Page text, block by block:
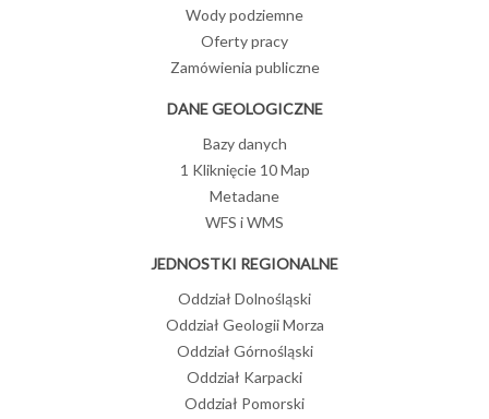
Wody podziemne
Oferty pracy
Zamówienia publiczne
DANE GEOLOGICZNE
Bazy danych
1 Kliknięcie 10 Map
Metadane
WFS i WMS
JEDNOSTKI REGIONALNE
Oddział Dolnośląski
Oddział Geologii Morza
Oddział Górnośląski
Oddział Karpacki
Oddział Pomorski